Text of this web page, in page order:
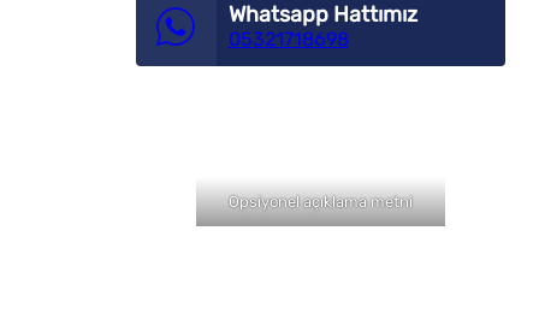
Whatsapp Hattımız
05321718698
Opsiyonel açıklama metni